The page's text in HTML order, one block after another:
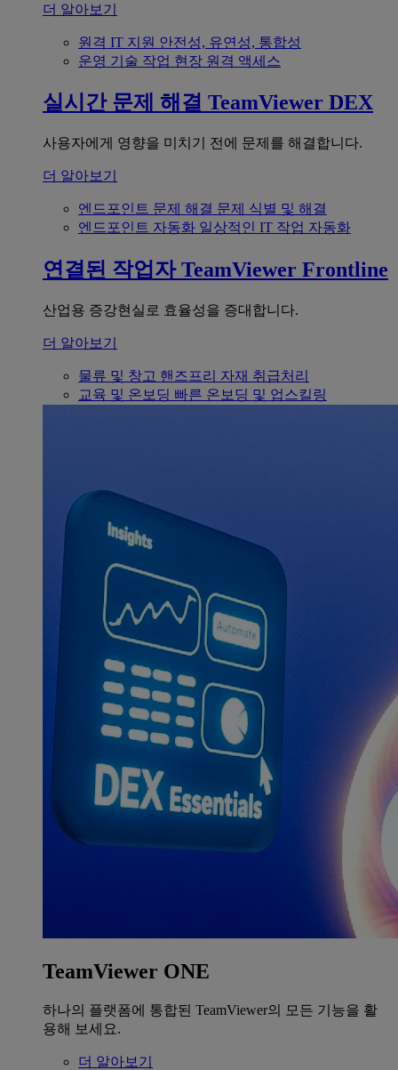
더 알아보기
원격 IT 지원 안전성, 유연성, 통합성
운영 기술 작업 현장 원격 액세스
실시간 문제 해결 TeamViewer DEX
사용자에게 영향을 미치기 전에 문제를 해결합니다.
더 알아보기
엔드포인트 문제 해결 문제 식별 및 해결
엔드포인트 자동화 일상적인 IT 작업 자동화
연결된 작업자 TeamViewer Frontline
산업용 증강현실로 효율성을 증대합니다.
더 알아보기
물류 및 창고 핸즈프리 자재 취급처리
교육 및 온보딩 빠른 온보딩 및 업스킬링
TeamViewer ONE
하나의 플랫폼에 통합된 TeamViewer의 모든 기능을 활
용해 보세요.
더 알아보기